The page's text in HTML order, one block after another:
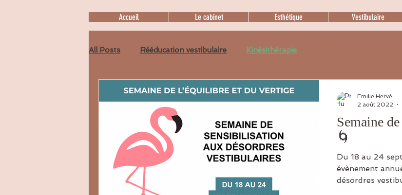
Accueil Le cabinet Esthétique Vestibulaire
All Posts Rééducation vestibulaire Kinésithérapie
Semaine
🌀
Du 18 au 24
évènement
désordres
Emilie Hervé
2 août 2022